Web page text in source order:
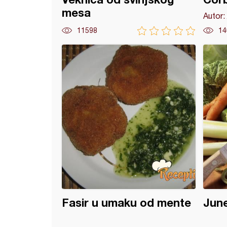
mesa
11598
Autor:
Fasir u umaku od mente
junetina pikant